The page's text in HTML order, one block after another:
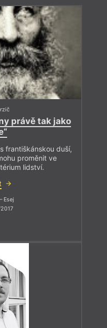
právě tak jako
františkánskou duší,
proměnit ve
lidství.
– Esej